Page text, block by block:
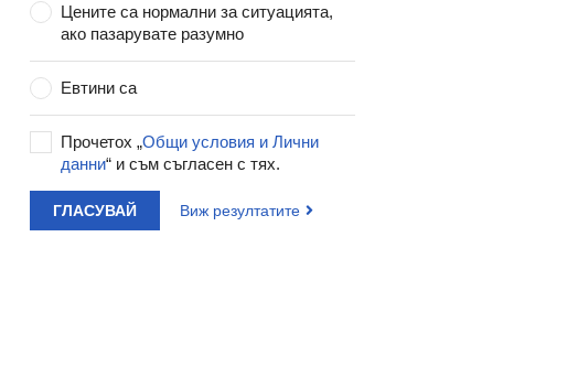
Цените са нормални за ситуацията,
ако пазарувате разумно
Евтини са
Прочетох „Общи условия и Лични
данни“ и съм съгласен с тях.
ГЛАСУВАЙ Виж резултатите